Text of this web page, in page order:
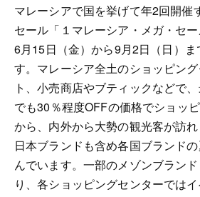
マレーシアで国を挙げて年2回開催
セール「１マレーシア・メガ・セ
6月15日（金）から9月2日（日）ま
す。マレーシア全土のショッピン
ト、小売商店やブティックなどで
でも30％程度OFFの価格でショッ
から、内外から大勢の観光客が訪
日本ブランドも含め各国ブランド
んでいます。一部のメゾンブラン
り、各ショッピングセンターでは